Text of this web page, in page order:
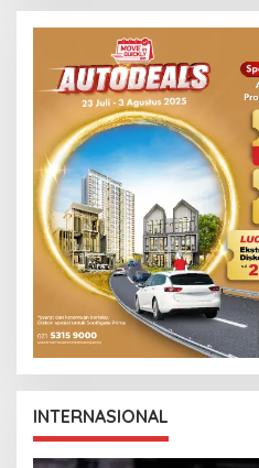
INTERNASIONAL